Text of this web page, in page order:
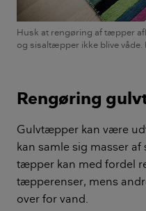
Husk at rengøring af tæpper
og sisaltæpper ikke blive våde.
Rengøring
Gulvtæpper kan være
kan samle sig masser
tæpper kan med fordel
tæpperenser, mens
over for vand.